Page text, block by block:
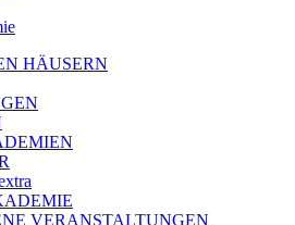
HÄUSERN
VERANSTALTUNGEN